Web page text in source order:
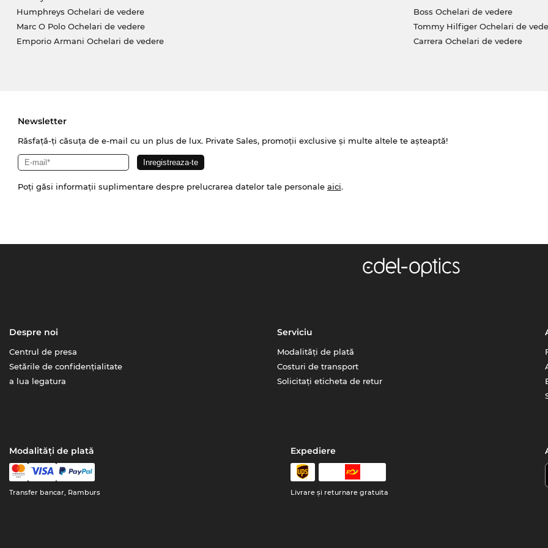
Humphreys Ochelari de vedere
Marc O Polo Ochelari de vedere
Emporio Armani Ochelari de vedere
Boss Ochelari de vedere
Tommy Hilfiger Ochelari de
Carrera Ochelari de vedere
Newsletter
Răsfață-ți căsuța de e-mail cu un plus de lux. Private Sales, promoții exclusive și multe altele te așteaptă!
Poți găsi informații suplimentare despre prelucrarea datelor tale personale aici.
Despre noi
Centrul de presa
Setările de confidențialitate
a lua legatura
Serviciu
Modalități de plată
Costuri de transport
Solicitați eticheta de retur
Modalități de plată
Transfer bancar, Ramburs
Expediere
Livrare şi returnare gratuita